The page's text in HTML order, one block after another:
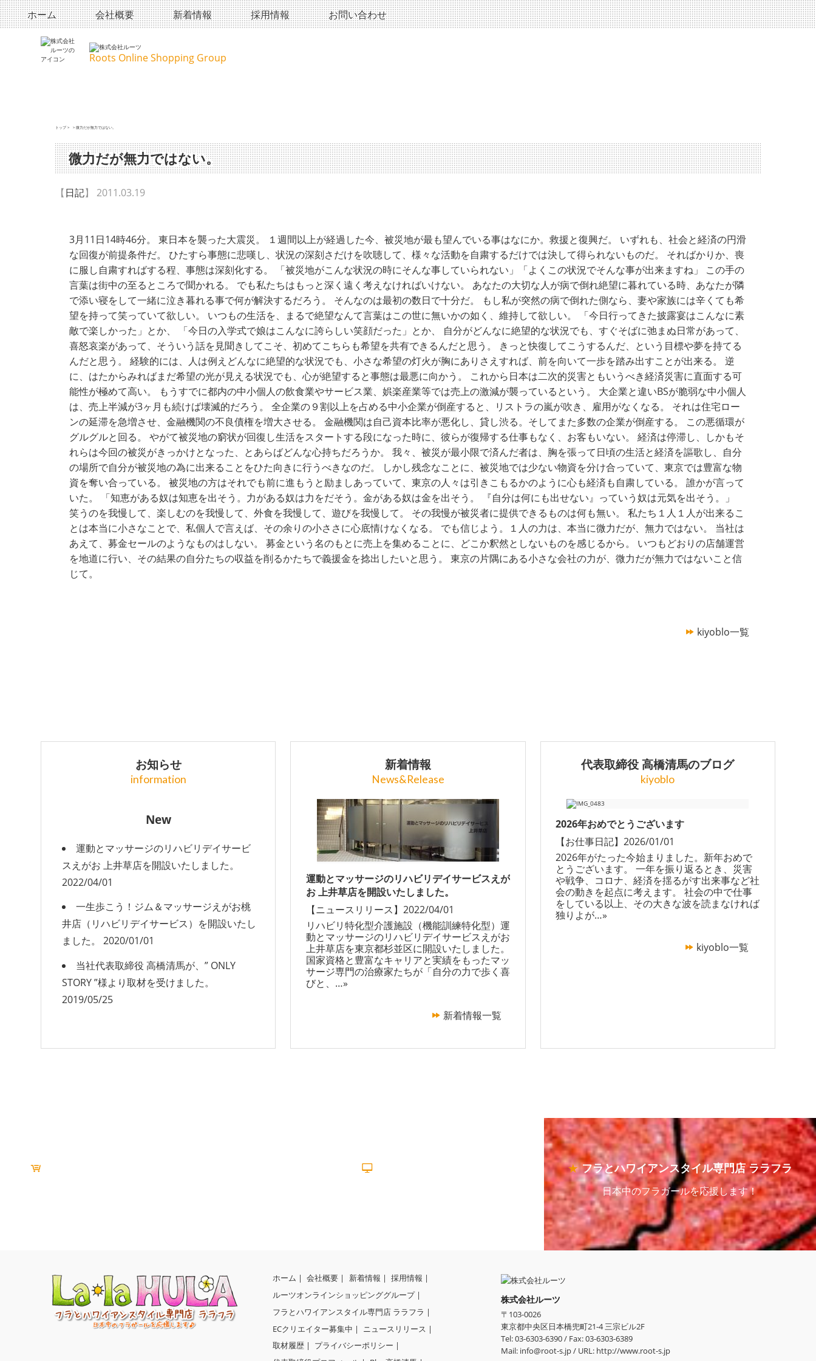
ホーム 会社概要 新着情報 採用情報 お問い合わせ
Roots Online Shopping Group
トップ> > 微力だが無力ではない。
微力だが無力ではない。
【日記】 2011.03.19
3月11日14時46分。 東日本を襲った大震災。 １週間以上が経過した今、被災地が最も望んでいる事はなにか。救援と復興だ。 いずれも、社会と経済の円滑
な回復が前提条件だ。 ひたすら事態に悲嘆し、状況の深刻さだけを吹聴して、様々な活動を自粛するだけでは決して得られないものだ。 そればかりか、喪
に服し自粛すればする程、事態は深刻化する。 「被災地がこんな状況の時にそんな事していられない」「よくこの状況でそんな事が出来ますね」 この手の
言葉は街中の至るところで聞かれる。 でも私たちはもっと深く遠く考えなければいけない。 あなたの大切な人が病で倒れ絶望に暮れている時、あなたが隣
で添い寝をして一緒に泣き暮れる事で何が解決するだろう。 そんなのは最初の数日で十分だ。 もし私が突然の病で倒れた側なら、妻や家族には辛くても希
望を持って笑っていて欲しい。 いつもの生活を、まるで絶望なんて言葉はこの世に無いかの如く、維持して欲しい。 「今日行ってきた披露宴はこんなに素
敵で楽しかった」とか、 「今日の入学式で娘はこんなに誇らしい笑顔だった」とか、 自分がどんなに絶望的な状況でも、すぐそばに弛まぬ日常があって、
喜怒哀楽があって、そういう話を見聞きしてこそ、初めてこちらも希望を共有できるんだと思う。 きっと快復してこうするんだ、という目標や夢を持てる
んだと思う。 経験的には、人は例えどんなに絶望的な状況でも、小さな希望の灯火が胸にありさえすれば、前を向いて一歩を踏み出すことが出来る。 逆
に、はたからみればまだ希望の光が見える状況でも、心が絶望すると事態は最悪に向かう。 これから日本は二次的災害ともいうべき経済災害に直面する可
能性が極めて高い。 もうすでに都内の中小個人の飲食業やサービス業、娯楽産業等では売上の激減が襲っているという。 大企業と違いBSが脆弱な中小個人
は、売上半減が3ヶ月も続けば壊滅的だろう。 全企業の９割以上を占める中小企業が倒産すると、リストラの嵐が吹き、雇用がなくなる。 それは住宅ロー
ンの延滞を急増させ、金融機関の不良債権を増大させる。 金融機関は自己資本比率が悪化し、貸し渋る。そしてまた多数の企業が倒産する。 この悪循環が
グルグルと回る。 やがて被災地の窮状が回復し生活をスタートする段になった時に、彼らが復帰する仕事もなく、お客もいない。 経済は停滞し、しかもそ
れらは今回の被災がきっかけとなった、とあらばどんな心持ちだろうか。 我々、被災が最小限で済んだ者は、胸を張って日頃の生活と経済を謳歌し、自分
の場所で自分が被災地の為に出来ることをひた向きに行うべきなのだ。 しかし残念なことに、被災地では少ない物資を分け合っていて、東京では豊富な物
資を奪い合っている。 被災地の方はそれでも前に進もうと励ましあっていて、東京の人々は引きこもるかのように心も経済も自粛している。 誰かが言って
いた。 「知恵がある奴は知恵を出そう。力がある奴は力をだそう。金がある奴は金を出そう。 『自分は何にも出せない』っていう奴は元気を出そう。」
笑うのを我慢して、楽しむのを我慢して、外食を我慢して、遊びを我慢して。 その我慢が被災者に提供できるものは何も無い。 私たち１人１人が出来るこ
とは本当に小さなことで、私個人で言えば、その余りの小ささに心底情けなくなる。 でも信じよう。１人の力は、本当に微力だが、無力ではない。 当社は
あえて、募金セールのようなものはしない。 募金という名のもとに売上を集めることに、どこか釈然としないものを感じるから。 いつもどおりの店舗運営
を地道に行い、その結果の自分たちの収益を削るかたちで義援金を捻出したいと思う。 東京の片隅にある小さな会社の力が、微力だが無力ではないこと信
じて。
kiyoblo一覧
お知らせ
information
New
運動とマッサージのリハビリデイサービ
スえがお 上井草店を開設いたしました。
2022/04/01
一生歩こう！ジム＆マッサージえがお桃
井店（リハビリデイサービス）を開設いたし
ました。
2020/01/01
当社代表取締役 高橋清馬が、” ONLY
STORY ”様より取材を受けました。
2019/05/25
新着情報
News&Release
運動とマッサージのリハビリデイサービスえが
お 上井草店を開設いたしました。
【ニュースリリース】 2022/04/01
リハビリ特化型介護施設（機能訓練特化型）運
動とマッサージのリハビリデイサービスえがお
上井草店を東京都杉並区に開設いたしました。
国家資格と豊富なキャリアと実績をもったマッ
サージ専門の治療家たちが「自分の力で歩く喜
びと、 …»
新着情報一覧
代表取締役 高橋清馬のブログ
kiyoblo
2026年おめでとうございます
【お仕事日記】2026/01/01
2026年がたった今始まりました。新年おめで
とうございます。 一年を振り返るとき、災害
や戦争、コロナ、経済を揺るがす出来事など社
会の動きを起点に考えます。 社会の中で仕事
をしている以上、その大きな波を読まなければ
独りよが…»
kiyoblo一覧
EC製作者募集中 フラとハワイアンスタイル専門店 ララフラ
日本中のフラガールを応援します！
ホーム 会社概要 新着情報
採用情報
ルーツオンラインショッピンググループ
フラとハワイアンスタイル専門店 ララフラ
ECクリエイター募集中
ニュースリリース
取材履歴
プライバシーポリシー
株式会社ルーツ
〒 103-0026
東京都中央区日本橋兜町21-4三宗ビル2F
Tel:03-6303-6390/ Fax: 03-6303-6389
Mail: info@root-s.jp/ URL: http://www.root-s.jp